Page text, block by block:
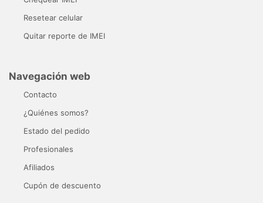
Resetear celular
Quitar reporte de IMEI
Navegación web
Contacto
¿Quiénes somos?
Estado del pedido
Profesionales
Afiliados
Cupón de descuento